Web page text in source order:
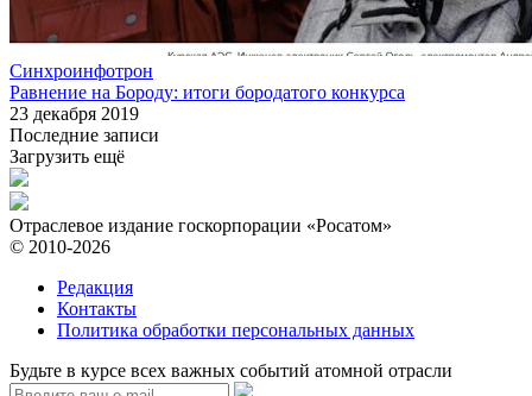
Синхроинфотрон
Равнение на Бороду: итоги бородатого конкурса
23 декабря 2019
Последние записи
Загрузить ещё
Отраслевое издание госкорпорации «Росатом»
© 2010-2026
Редакция
Контакты
Политика обработки персональных данных
Будьте в курсе всех важных событий атомной отрасли